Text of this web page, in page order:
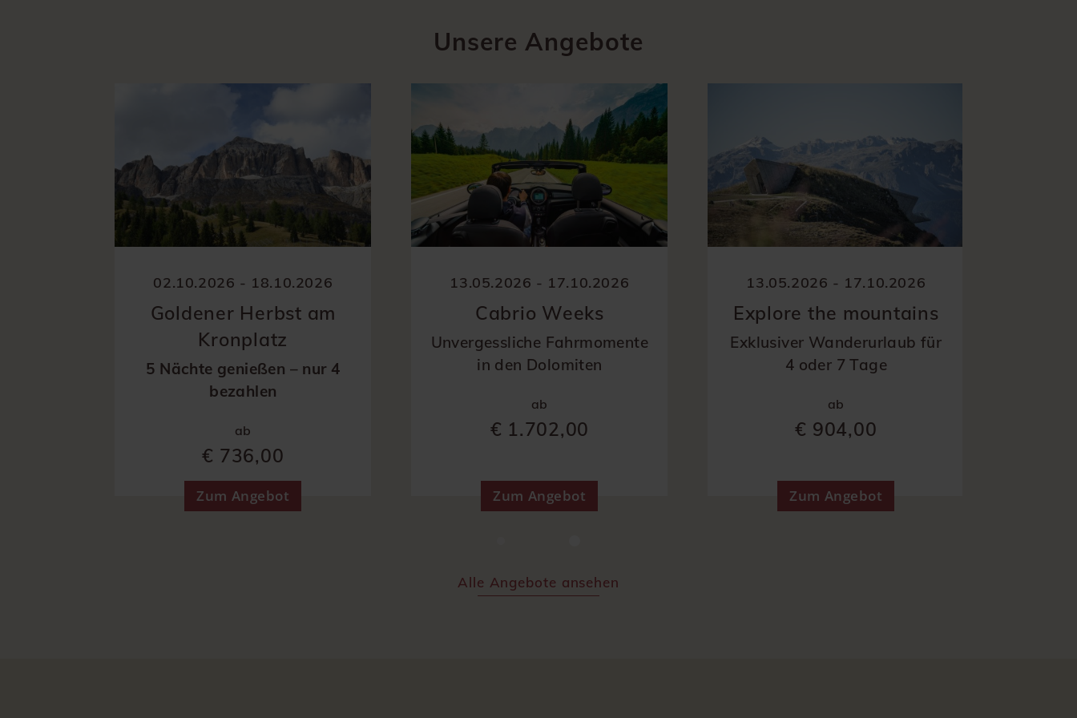
Unsere Angebote
02.10.2026 - 18.10.2026
Goldener Herbst am
Kronplatz
5 Nächte genießen – nur 4
bezahlen
ab
€ 736,00
Zum Angebot
13.05.2026 - 17.10.2026
Cabrio Weeks
Unvergessliche Fahrmomente
in den Dolomiten
ab
€ 1.702,00
Zum Angebot
13.05.2026 - 17.10.2026
Explore the mountains
Exklusiver Wanderurlaub für
4 oder 7 Tage
ab
€ 904,00
Zum Angebot
Alle Angebote ansehen